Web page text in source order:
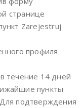
странице
Zarejestruj
профиля
течение 14 дней
пункты
подтверждения